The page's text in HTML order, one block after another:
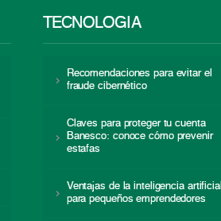
TECNOLOGÍA
Recomendaciones para evitar el
fraude cibernético
Claves para proteger tu cuenta
Banesco: conoce cómo prevenir
estafas
Ventajas de la inteligencia artificial
para pequeños emprendedores